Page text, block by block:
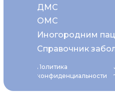
Политика
конфиденциальности
ОМС
ДМС
Иногородним
Справочник